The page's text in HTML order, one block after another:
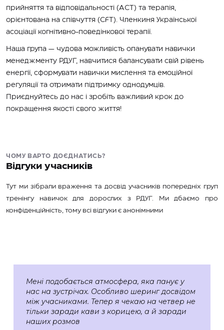
прийняття та відповідальності (АСТ) та терапія,
орієнтована на співчуття (CFT). Членкиня Української
асоціації когнітивно-поведінкової терапії.
Наша група — чудова можливість опанувати навички
менеджменту РДУГ, навчитися балансувати свій рівень
енергії, сформувати навички мислення та емоційної
регуляції та отримати підтримку однодумців.
Приєднуйтесь до нас і зробіть важливий крок до
покращення якості свого життя!
ЧОМУ ВАРТО ДОЄДНАТИСЬ?
Відгуки учасників
Тут ми зібрали враження та досвід учасників попередніх груп
тренінгу навичок для дорослих з РДУГ. Ми дбаємо про
конфіденційність, тому всі відгуки є анонімними
Мені подобається атмосфера, яка панує у
нас на зустрічах. Особливо шеринг досвідом
між учасниками. Тепер я чекаю на четвер не
тільки заради кави з корицею, а й заради
наших розмов